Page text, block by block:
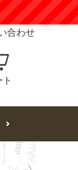
合わせ
ト